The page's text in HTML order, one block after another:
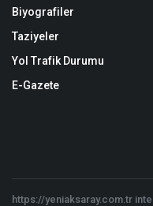
Biyografiler
Taziyeler
Yol Trafik Durumu
E-Gazete
https://yeniaksaray.com.tr